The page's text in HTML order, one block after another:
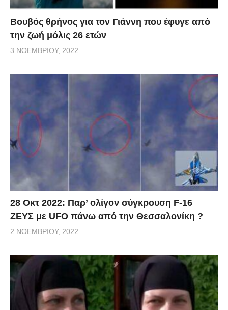
Βουβός θρήνος για τον Γιάννη που έφυγε από
την ζωή μόλις 26 ετών
3 ΝΟΕΜΒΡΊΟΥ, 2022
28 Οκτ 2022: Παρ’ ολίγον σύγκρουση F-16
ΖΕΥΣ με UFO πάνω από την Θεσσαλονίκη ?
2 ΝΟΕΜΒΡΊΟΥ, 2022